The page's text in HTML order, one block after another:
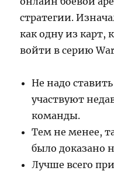
стратегии.
как одну из карт,
войти в серию
Не надо
участвуют
команды.
Тем не менее,
было доказано
Лучше всего